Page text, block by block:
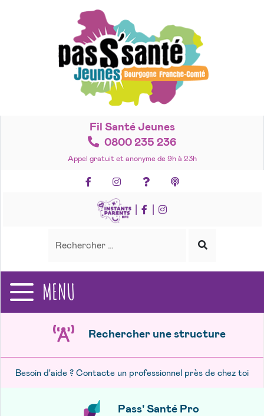
Fil Santé Jeunes
0800 235 236
Appel gratuit et anonyme de 9h à 23h
FacebookInstagramFoire aux questions
Lancer
recherche
MENU
Rechercher une structure
Besoin d'aide ? Contacte un professionnel près de chez toi
Pass' Santé Pro